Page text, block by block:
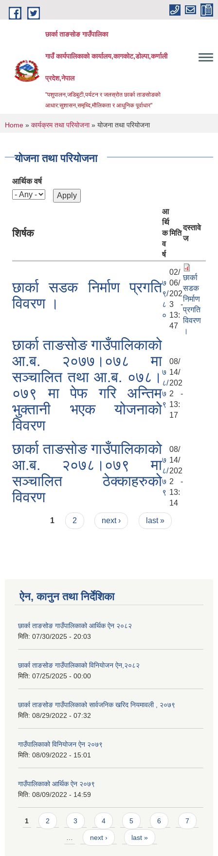
Skip to main content
छार्का ताङसोङ गाउँपालिका
गाउँ कार्यपालिकाको कार्यालय,कागकोट,डोल्पा,कर्णाली
प्रदेश,नेपाल
"पशुपालन,जडिबुटी,पर्यटन र जलस्रोत छार्का ताङसोङको
आधार:सुशासन,समृध्दि,मौलिकता र आधुनिक पूर्वाधार''
You are here
Home » कार्यक्रम तथा परियोजना» योजना तथा परियोजना
योजना तथा परियोजना
आर्थिक वर्ष
शिर्षक
आ
र्थि
क
व
र्ष
मिति
दस्तावे
ज
छार्का सडक निर्माण प्रगति
विवरण ।
७
९/
८
०
02/
06/
202
3 -
13:
47
छार्का
सडक
निर्माण
प्रगति
विवरण
।
छार्का ताङसोङ गाउँपालिकाको
आ.ब. २०७७।०७८ मा
सञ्चालित तथा आ.ब. ०७८।
०७९ मा पेफ गरि अन्तिम
भुक्तानी भएक योजनाको
विवरण
७
८/
७
९
08/
14/
202
2 -
13:
17
छार्का ताङसोङ गाउँपालिकाको
आ.ब. २०७८।०७९ मा
सञ्चालित ठेक्काहरुको
विवरण
७
८/
७
९
08/
14/
202
2 -
13:
14
Pages
1 2 next › last »
ऐन, कानुन तथा निर्देशिका
छार्का ताङसोङ गाउँपालिकाको आर्थिक ऐन २०८२
मिति: 07/30/2025 - 20:03
छार्का ताङसोङ गाउँपालिकाको विनियोजन ऐन,२०८२
मिति: 07/25/2025 - 00:00
छार्का ताङसोङ गाउँपालिकाको सार्वजनिक खरिद नियमावली , २०७९
मिति: 08/29/2022 - 07:32
गाउँपालिकाको विनियोजन ऐन २०७९
मिति: 08/09/2022 - 15:01
गाउँपालिकाको आर्थिक ऐन २०७९
मिति: 08/09/2022 - 14:59
Pages
1 2 3 4 5 6 7
… next › last »